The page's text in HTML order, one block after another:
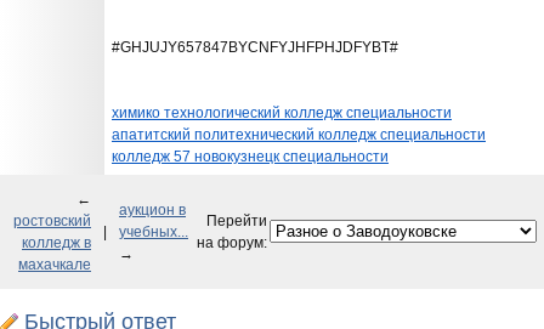
#GHJUJY657847BYCNFYJHFPHJDFYBT#
химико технологический колледж специальности
апатитский политехнический колледж специальности
колледж 57 новокузнецк специальности
←
ростовский
колледж в
махачкале
аукцион в
учебных...
→
Перейти
на форум:
Быстрый ответ